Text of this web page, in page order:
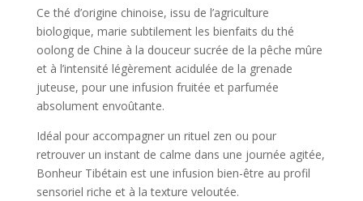
Ce thé d’origine chinoise, issu de l’agriculture
biologique, marie subtilement les bienfaits du thé
oolong de Chine à la douceur sucrée de la pêche mûre
et à l’intensité légèrement acidulée de la grenade
juteuse, pour une infusion fruitée et parfumée
absolument envoûtante.
Idéal pour accompagner un rituel zen ou pour
retrouver un instant de calme dans une journée agitée,
Bonheur Tibétain est une infusion bien-être au profil
sensoriel riche et à la texture veloutée.